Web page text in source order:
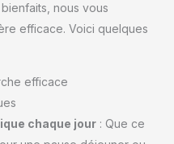
nous vous
efficace. Voici quelques
efficace
chaque jour : Que ce